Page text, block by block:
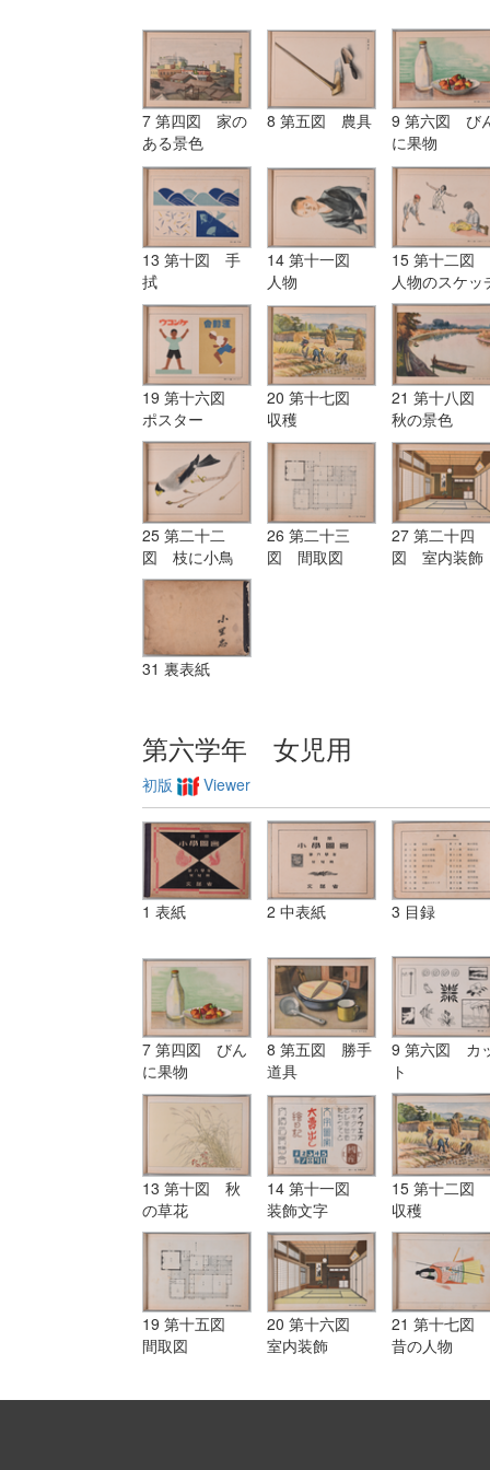
7 第四図 家の
ある景色
8 第五図 農具
9 第六図 び
に果物
13 第十図 手
拭
14 第十一図
人物
15 第十二図
人物のスケッ
19 第十六図
ポスター
20 第十七図
収穫
21 第十八図
秋の景色
25 第二十二
図 枝に小鳥
26 第二十三
図 間取図
27 第二十四
図 室内装飾
31 裏表紙
第六学年 女児用
初版 Viewer
1 表紙 2 中表紙 3 目録
7 第四図 びん
に果物
8 第五図 勝手
道具
9 第六図 カ
ト
13 第十図 秋
の草花
14 第十一図
装飾文字
15 第十二図
収穫
19 第十五図
間取図
20 第十六図
室内装飾
21 第十七図
昔の人物